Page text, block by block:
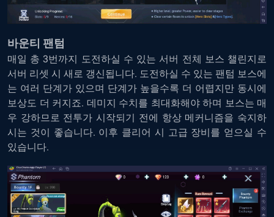
바운티 팬텀
매일 총 3번까지 도전하실 수 있는 서버 전체 보스 챌린지로
서버 리셋 시 새로 갱신됩니다. 도전하실 수 있는 팬텀 보스에
는 여러 단계가 있으며 단계가 높을수록 더 어렵지만 동시에
보상도 더 커지죠. 데미지 수치를 최대화해야 하며 보스는 매
우 강하므로 전투가 시작되기 전에 항상 메커니즘을 숙지하
시는 것이 좋습니다. 이후 클리어 시 고급 장비를 얻으실 수
있습니다.